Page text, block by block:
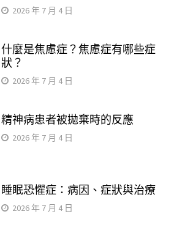
2026 年 7 月 4 日
什麼是焦慮症？焦慮症有哪些症
狀？
2026 年 7 月 4 日
精神病患者被拋棄時的反應
2026 年 7 月 4 日
睡眠恐懼症：病因、症狀與治療
2026 年 7 月 4 日